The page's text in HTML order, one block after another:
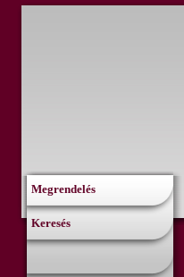
Megrendelés
Keresés